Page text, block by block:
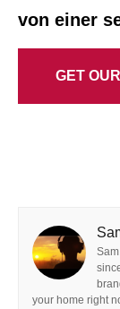
von einer
GET
your home right